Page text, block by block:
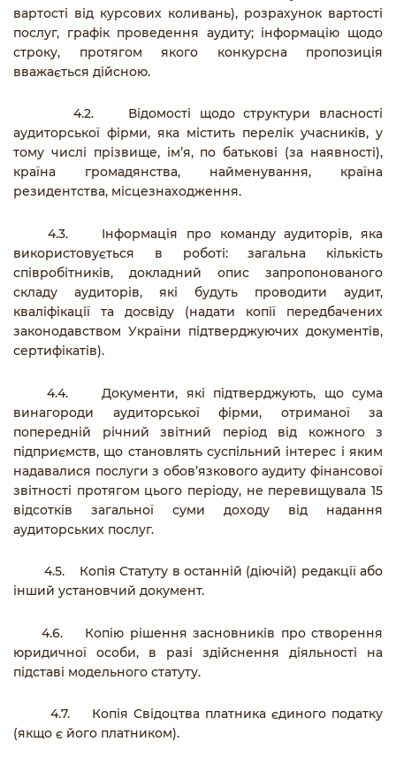
вартості від курсових коливань), розрахунок вартості
послуг, графік проведення аудиту; інформацію щодо
строку, протягом якого конкурсна пропозиція
вважається дійсною.
4.2. Відомості щодо структури власності
аудиторської фірми, яка містить перелік учасників, у
тому числі прізвище, ім’я, по батькові (за наявності),
країна громадянства, найменування, країна
резидентства, місцезнаходження.
4.3. Інформація про команду аудиторів, яка
використовується в роботі: загальна кількість
співробітників, докладний опис запропонованого
складу аудиторів, які будуть проводити аудит,
кваліфікації та досвіду (надати копії передбачених
законодавством України підтверджуючих документів,
сертифікатів).
4.4. Документи, які підтверджують, що сума
винагороди аудиторської фірми, отриманої за
попередній річний звітний період від кожного з
підприємств, що становлять суспільний інтерес і яким
надавалися послуги з обов’язкового аудиту фінансової
звітності протягом цього періоду, не перевищувала 15
відсотків загальної суми доходу від надання
аудиторських послуг.
4.5. Копія Статуту в останній (діючій) редакції або
інший установчий документ.
4.6. Копію рішення засновників про створення
юридичної особи, в разі здійснення діяльності на
підставі модельного статуту.
4.7. Копія Свідоцтва платника єдиного податку
(якщо є його платником).